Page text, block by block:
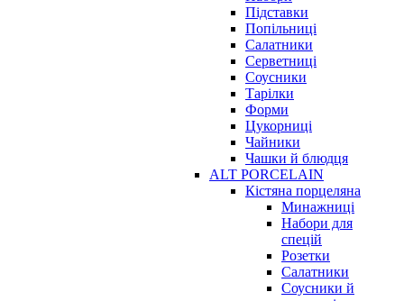
Підставки
Попільниці
Салатники
Серветниці
Соусники
Тарілки
Форми
Цукорниці
Чайники
Чашки й блюдця
ALT PORCELAIN
Кістяна порцеляна
Минажниці
Набори для
спецій
Розетки
Салатники
Соусники й